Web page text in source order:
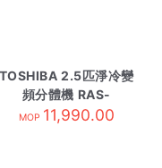
TOSHIBA 2.5匹淨冷變
頻分體機 RAS-
24N3KCV-內R410A
MOP 11,990.00